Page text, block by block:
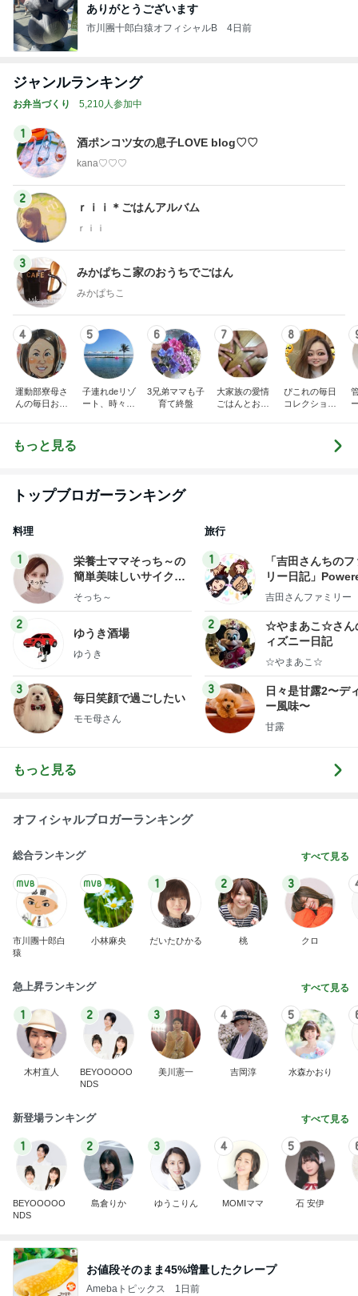
ありがとうございます
市川團十郎白猿オフィシャルB 4日前
ジャンルランキング
お弁当づくり 5,210人参加中
1
酒ポンコツ女の息子LOVE blog♡♡
kana♡♡♡
2
ｒｉｉ＊ごはんアルバム
ｒｉｉ
3
みかぱちこ家のおうちでごはん
みかぱちこ
4
運動部寮母さ
んの毎日お弁
5
子連れdeリゾ
ート、時々キ
6
3兄弟ママも子
育て終盤
7
大家族の愛情
ごはんとお弁
8
ぴこれの毎日
コレクション
もっと見る
トップブロガーランキング
料理
1
栄養士ママそっち～の
簡単美味しいサイクル
献立
そっち～
2
ゆうき酒場
ゆうき
3
毎日笑顔で過ごしたい
モモ母さん
旅行
1
「吉田さんちの
リー日記」
y Ameba 吉田さ
ミリーオフィシャ
ログ
吉田さんファミリー
2
☆やまあこ☆さん
ィズニー日記
☆やまあこ☆
3
日々是甘露2〜デ
ー風味〜
甘露
もっと見る
オフィシャルブロガーランキング
総合ランキング すべて見る
市川團十郎白
猿
小林麻央
1
だいたひかる
2
桃
3
クロ
急上昇ランキング すべて見る
1
木村直人
2
BEYOOOOO
NDS
3
美川憲一
4
吉岡淳
5
水森かおり
新登場ランキング すべて見る
1
BEYOOOOO
NDS
2
島倉りか
3
ゆうこりん
4
MOMIママ
5
石 安伊
お値段そのまま45%増量したクレープ
Amebaトピックス 1日前